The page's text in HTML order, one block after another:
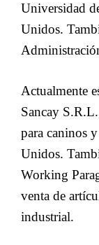
Universidad
Unidos.
Actualmente
Sancay
para caninos
Unidos.
Working
venta de
industrial.